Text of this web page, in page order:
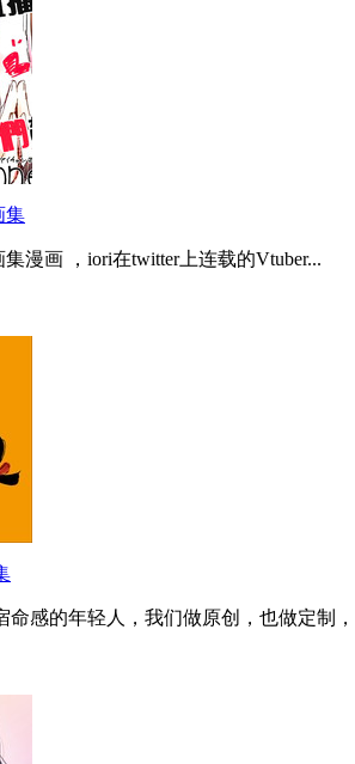
集
漫画 ，iori在twitter上连载的Vtuber...
命感的年轻人，我们做原创，也做定制